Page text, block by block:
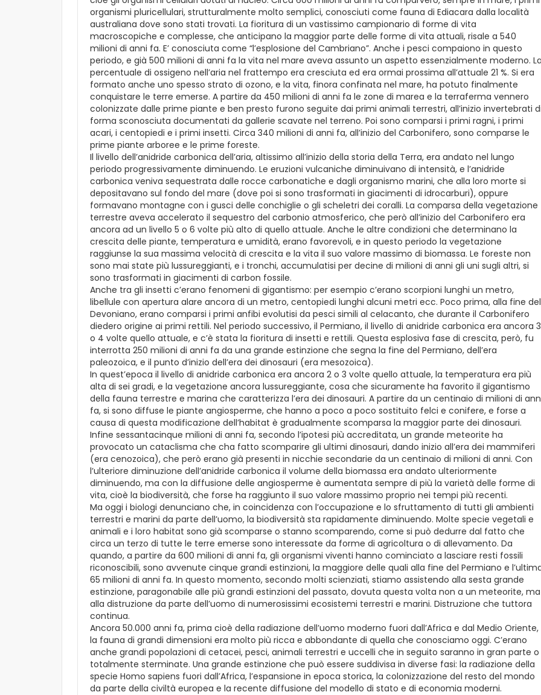
organismi pluricellulari, strutturalmente molto semplici, conosciuti come fauna di Ediacara dalla località
australiana dove sono stati trovati. La fioritura di un vastissimo campionario di forme di vita
macroscopiche e complesse, che anticipano la maggior parte delle forme di vita attuali, risale a 540
milioni di anni fa. E’ conosciuta come “l’esplosione del Cambriano”. Anche i pesci compaiono in questo
periodo, e già 500 milioni di anni fa la vita nel mare aveva assunto un aspetto essenzialmente moderno.
percentuale di ossigeno nell’aria nel frattempo era cresciuta ed era ormai prossima all’attuale 21 %. Si era
formato anche uno spesso strato di ozono, e la vita, finora confinata nel mare, ha potuto finalmente
conquistare le terre emerse. A partire da 450 milioni di anni fa le zone di marea e la terraferma vennero
colonizzate dalle prime piante e ben presto furono seguite dai primi animali terrestri, all’inizio invertebrati
forma sconosciuta documentati da gallerie scavate nel terreno. Poi sono comparsi i primi ragni, i primi
acari, i centopiedi e i primi insetti. Circa 340 milioni di anni fa, all’inizio del Carbonifero, sono comparse le
prime piante arboree e le prime foreste.
Il livello dell’anidride carbonica dell’aria, altissimo all’inizio della storia della Terra, era andato nel lungo
periodo progressivamente diminuendo. Le eruzioni vulcaniche diminuivano di intensità, e l’anidride
carbonica veniva sequestrata dalle rocce carbonatiche e dagli organismo marini, che alla loro morte si
depositavano sul fondo del mare (dove poi si sono trasformati in giacimenti di idrocarburi), oppure
formavano montagne con i gusci delle conchiglie o gli scheletri dei coralli. La comparsa della vegetazione
terrestre aveva accelerato il sequestro del carbonio atmosferico, che però all’inizio del Carbonifero era
ancora ad un livello 5 o 6 volte più alto di quello attuale. Anche le altre condizioni che determinano la
crescita delle piante, temperatura e umidità, erano favorevoli, e in questo periodo la vegetazione
raggiunse la sua massima velocità di crescita e la vita il suo valore massimo di biomassa. Le foreste non
sono mai state più lussureggianti, e i tronchi, accumulatisi per decine di milioni di anni gli uni sugli altri, si
sono trasformati in giacimenti di carbon fossile.
Anche tra gli insetti c’erano fenomeni di gigantismo: per esempio c’erano scorpioni lunghi un metro,
libellule con apertura alare ancora di un metro, centopiedi lunghi alcuni metri ecc. Poco prima, alla fine del
Devoniano, erano comparsi i primi anfibi evolutisi da pesci simili al celacanto, che durante il Carbonifero
diedero origine ai primi rettili. Nel periodo successivo, il Permiano, il livello di anidride carbonica era ancora 3
o 4 volte quello attuale, e c’è stata la fioritura di insetti e rettili. Questa esplosiva fase di crescita, però, fu
interrotta 250 milioni di anni fa da una grande estinzione che segna la fine del Permiano, dell’era
paleozoica, e il punto d’inizio dell’era dei dinosauri (era mesozoica).
In quest’epoca il livello di anidride carbonica era ancora 2 o 3 volte quello attuale, la temperatura era più
alta di sei gradi, e la vegetazione ancora lussureggiante, cosa che sicuramente ha favorito il gigantismo
della fauna terrestre e marina che caratterizza l’era dei dinosauri. A partire da un centinaio di milioni di
fa, si sono diffuse le piante angiosperme, che hanno a poco a poco sostituito felci e conifere, e forse a
causa di questa modificazione dell’habitat è gradualmente scomparsa la maggior parte dei dinosauri.
Infine sessantacinque milioni di anni fa, secondo l’ipotesi più accreditata, un grande meteorite ha
provocato un cataclisma che cha fatto scomparire gli ultimi dinosauri, dando inizio all’era dei mammiferi
(era cenozoica), che però erano già presenti in nicchie secondarie da un centinaio di milioni di anni. Con
l’ulteriore diminuzione dell’anidride carbonica il volume della biomassa era andato ulteriormente
diminuendo, ma con la diffusione delle angiosperme è aumentata sempre di più la varietà delle forme di
vita, cioè la biodiversità, che forse ha raggiunto il suo valore massimo proprio nei tempi più recenti.
Ma oggi i biologi denunciano che, in coincidenza con l’occupazione e lo sfruttamento di tutti gli ambienti
terrestri e marini da parte dell’uomo, la biodiversità sta rapidamente diminuendo. Molte specie vegetali e
animali e i loro habitat sono già scomparse o stanno scomparendo, come si può dedurre dal fatto che
circa un terzo di tutte le terre emerse sono interessate da forme di agricoltura o di allevamento. Da
quando, a partire da 600 milioni di anni fa, gli organismi viventi hanno cominciato a lasciare resti fossili
riconoscibili, sono avvenute cinque grandi estinzioni, la maggiore delle quali alla fine del Permiano e
65 milioni di anni fa. In questo momento, secondo molti scienziati, stiamo assistendo alla sesta grande
estinzione, paragonabile alle più grandi estinzioni del passato, dovuta questa volta non a un meteorite, ma
alla distruzione da parte dell’uomo di numerosissimi ecosistemi terrestri e marini. Distruzione che tuttora
continua.
Ancora 50.000 anni fa, prima cioè della radiazione dell’uomo moderno fuori dall’Africa e dal Medio Oriente,
la fauna di grandi dimensioni era molto più ricca e abbondante di quella che conosciamo oggi. C’erano
anche grandi popolazioni di cetacei, pesci, animali terrestri e uccelli che in seguito saranno in gran parte o
totalmente sterminate. Una grande estinzione che può essere suddivisa in diverse fasi: la radiazione della
specie Homo sapiens fuori dall’Africa, l’espansione in epoca storica, la colonizzazione del resto del mondo
da parte della civiltà europea e la recente diffusione del modello di stato e di economia moderni.